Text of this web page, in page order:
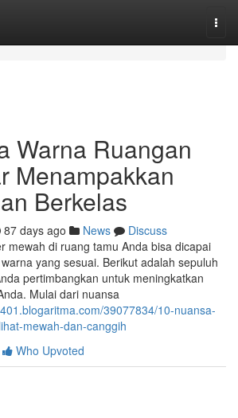
Warna Ruangan
Menampakkan
Berkelas
87 days ago News
Discuss
mewah di ruang tamu Anda bisa dicapai
yang sesuai. Berikut adalah sepuluh
pertimbangkan untuk meningkatkan
Mulai dari nuansa
39077834/10-nuansa-
mewah-dan-canggih
Who Upvoted